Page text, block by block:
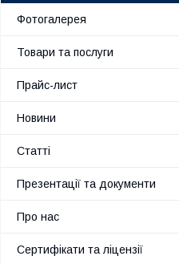
Фотогалерея
Товари та послуги
Прайс-лист
Новини
Статті
Презентації та документи
Про нас
Сертифікати та ліцензії